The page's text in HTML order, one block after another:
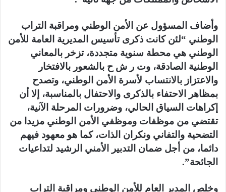
وأضاف المسؤول عن الأمن الوطني ومراقبة التراب
الوطني “لئن كانت ذكرى تأسيس المديرية العامة للأمن
الوطني هي محطة سنوية متجددة، تزخر بالمعاني
الوطنية الصادقة، وت ر ش ح بالشعور بالافتخار
والاعتزاز بالانتساب لأسرة الأمن الوطني، وتصدح
بمظاهر الاحتفاء بالذكرى والاحتفال بالمناسبة، إلا أن
إكراهات السياق الحالي، وضرورات المرحلة الآنية،
تقتضي من موظفات وموظفي الأمن الوطني مزيدا من
التضحية والتفاني ونكران الذات، كما هو معهود فيهم
دائما، من أجل ضمان التدبير الأمني الرشيد لتداعيات
الجائحة”.
وخلص المدير العام للأمن الوطني ومراقبة التراب